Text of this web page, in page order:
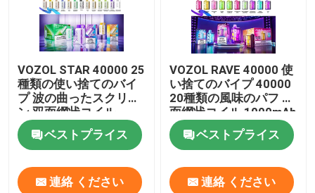
VOZOL STAR 40000 25
種類の使い捨てのバイ
プ 波の曲ったスクリー
ン 双面網状コイル
1000mAh充電電池
ベストプライス
連絡 ください
VOZOL RAVE 40000 使
い捨てのバイプ 40000
20種類の風味のパフ 双
面網状コイル 1000mAh
充電電池
ベストプライス
連絡 ください